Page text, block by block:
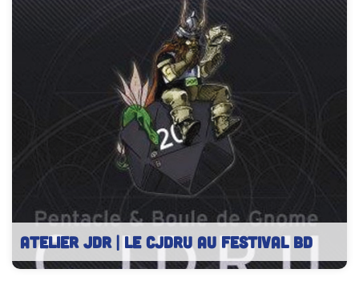
ATELIER JDR | Le CJDRU au festival BD